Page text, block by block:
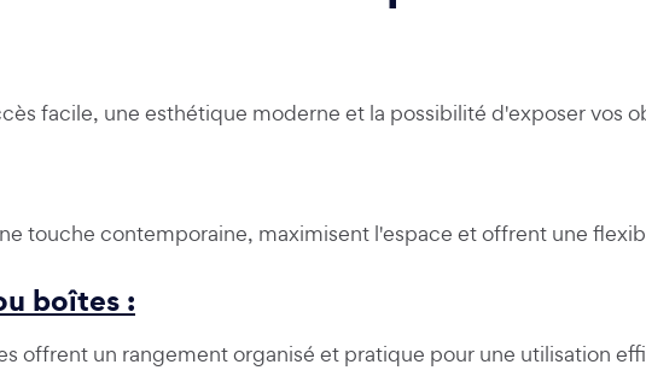
facile, une esthétique moderne et la possibilité d'exposer vos
touche contemporaine, maximisent l'espace et offrent une
boîtes :
offrent un rangement organisé et pratique pour une utilisation